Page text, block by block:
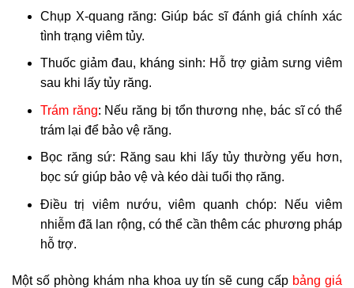
Chụp X-quang răng: Giúp bác sĩ đánh giá chính xác
tình trạng viêm tủy.
Thuốc giảm đau, kháng sinh: Hỗ trợ giảm sưng viêm
sau khi lấy tủy răng.
Trám răng: Nếu răng bị tổn thương nhẹ, bác sĩ có thể
trám lại để bảo vệ răng.
Bọc răng sứ: Răng sau khi lấy tủy thường yếu hơn,
bọc sứ giúp bảo vệ và kéo dài tuổi thọ răng.
Điều trị viêm nướu, viêm quanh chóp: Nếu viêm
nhiễm đã lan rộng, có thể cần thêm các phương pháp
hỗ trợ.
Một số phòng khám nha khoa uy tín sẽ cung cấp bảng giá